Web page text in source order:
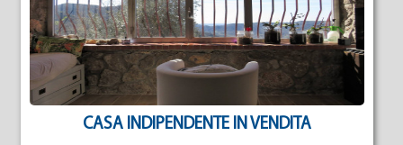
CASA INDIPENDENTE IN VENDITA